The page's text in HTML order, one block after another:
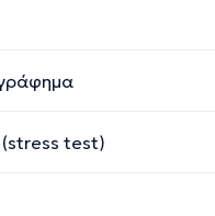
test)